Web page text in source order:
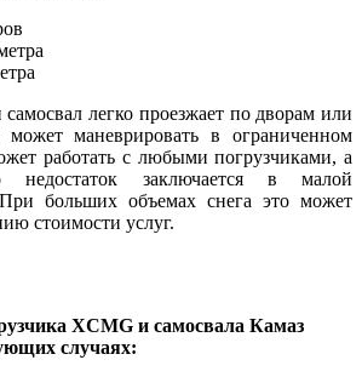
легко проезжает по дворам или
маневрировать в ограниченном
работать с любыми погрузчиками, а
недостаток заключается в малой
При больших объемах снега это может
стоимости услуг.
XCMG и самосвала Камаз
случаях: